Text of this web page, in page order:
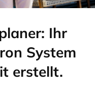
Ihr
System
erstellt.